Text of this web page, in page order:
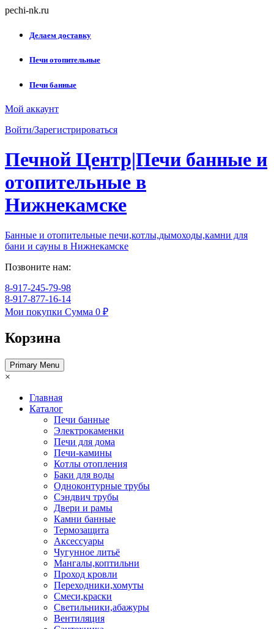
Skip
content
pechi-nk.ru
Делаем доставку
Печи отопительные
Печи банные
Мой аккаунт
Войти/Зарегистрироваться
Печной Центр|Печи банные и
отопительные в
Нижнекамске
Банные и отопительные печи,котлы,дымоходы,камни для
бани и сауны в Нижнекамске
Позвоните нам:
8-917-245-79-98
8-917-877-16-14
Мои покупки Сумма 0 ₽
Корзина
Primary Menu
×
Главная
Каталог
Печи банные
Электрокаменки
Печи для дома
Печи-камины
Котлы отопления
Баки для воды
Одноконтурные трубы
Сэндвич трубы
Двери и рамы
Камни банные
Термозащита
Аксессуары
Чугунное литьё
Мангалы,коптильни
Проход кровли
Переходники,хомуты
Смеси,краски
Светильники,абажуры
Вентиляция